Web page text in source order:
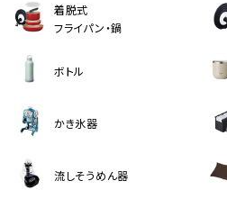
着脱式
フライパン・鍋
ボトル
かき氷器
流しそうめん器